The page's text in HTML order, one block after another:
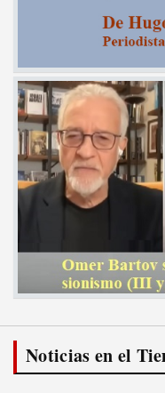
Noticias en el